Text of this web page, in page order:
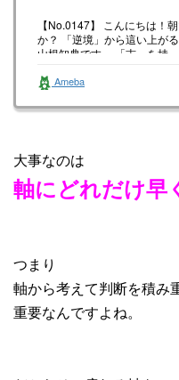
【No.0147】 こんにちは！
か？ 「逆境」から這い上が
山根知典です。 「志」を持
Ameba
大事なのは
軸にどれだけ早
つまり
軸から考えて判断を積み
重要なんですよね。